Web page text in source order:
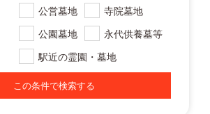
公営墓地
寺院墓地
公園墓地
永代供養墓等
駅近の霊園・墓地
この条件で検索する